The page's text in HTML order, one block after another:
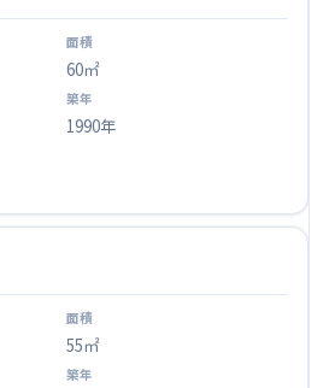
60㎡
1990年
55㎡